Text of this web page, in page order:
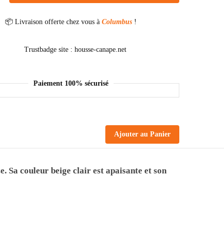
📦 Livraison offerte chez vous àColumbus !
Paiement 100% sécurisé
Ajouter au Panier
Sa couleur beige clair est apaisante et son